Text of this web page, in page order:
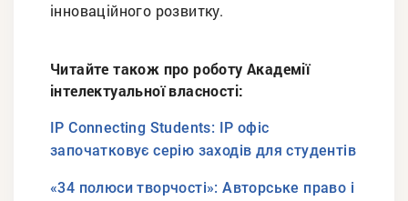
інноваційного розвитку.
Читайте також про роботу Академії
інтелектуальної власності:
IP Connecting Students: IP офіс
започатковує серію заходів для студентів
«34 полюси творчості»: Авторське право і